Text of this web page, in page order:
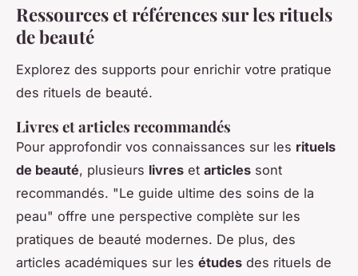
Ressources et références sur les rituels
de beauté
Explorez des supports pour enrichir votre pratique
des rituels de beauté.
Livres et articles recommandés
Pour approfondir vos connaissances sur les rituels
de beauté, plusieurs livres et articles sont
recommandés. "Le guide ultime des soins de la
peau" offre une perspective complète sur les
pratiques de beauté modernes. De plus, des
articles académiques sur les études des rituels de